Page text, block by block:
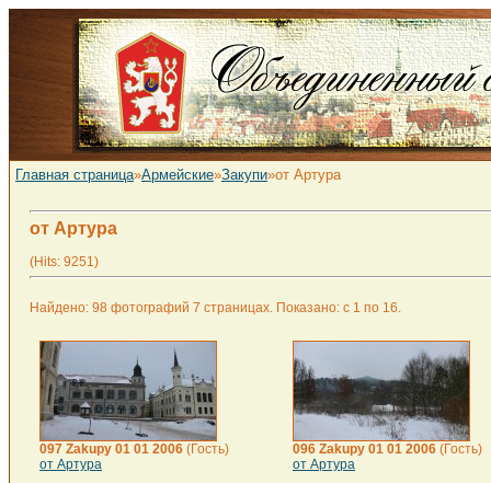
Главная страница»Армейские»Закупи»от Артура
от Артура
(Hits: 9251)
Найдено: 98 фотографий 7 страницах. Показано: с 1 по 16.
097 Zakupy 01 01 2006 (Гость)
от Артура
096 Zakupy 01 01 2006 (Гость)
от Артура